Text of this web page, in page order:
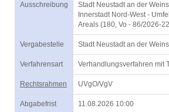
Ausschreibung
Stadt Neustadt an der
Innerstadt Nord-West -
Areals (180, Vo - 86/2026-
Vergabestelle Stadt Neustadt an der
Verfahrensart Verhandlungsverfahren mit
Rechtsrahmen UVgO/VgV
Abgabefrist 11.08.2026 10:00